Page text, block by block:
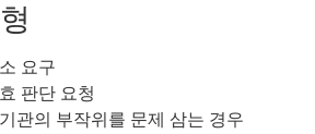
요구
판단 요청
관의 부작위를 문제 삼는 경우